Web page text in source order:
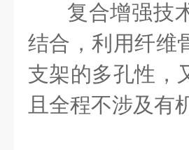
复合增强技
结合，利用纤维
支架的多孔性，
且全程不涉及有